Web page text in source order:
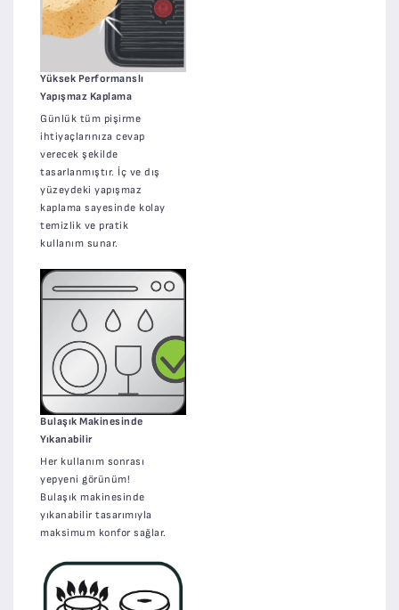
Yüksek Performanslı
Yapışmaz Kaplama
Günlük tüm pişirme
ihtiyaçlarınıza cevap
verecek şekilde
tasarlanmıştır. İç ve dış
yüzeydeki yapışmaz
kaplama sayesinde kolay
temizlik ve pratik
kullanım sunar.
Bulaşık Makinesinde
Yıkanabilir
Her kullanım sonrası
yepyeni görünüm!
Bulaşık makinesinde
yıkanabilir tasarımıyla
maksimum konfor sağlar.